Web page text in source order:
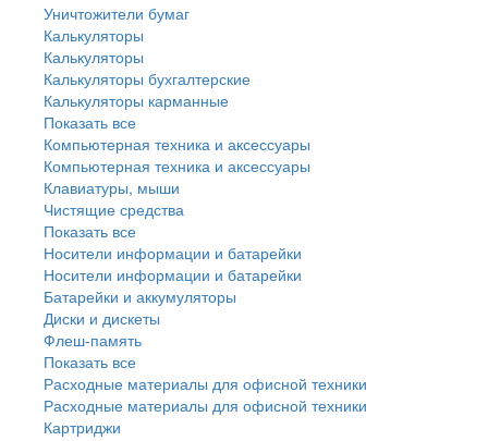
Уничтожители бумаг
Калькуляторы
Калькуляторы
Калькуляторы бухгалтерские
Калькуляторы карманные
Показать все
Компьютерная техника и аксессуары
Компьютерная техника и аксессуары
Клавиатуры, мыши
Чистящие средства
Показать все
Носители информации и батарейки
Носители информации и батарейки
Батарейки и аккумуляторы
Диски и дискеты
Флеш-память
Показать все
Расходные материалы для офисной техники
Расходные материалы для офисной техники
Картриджи